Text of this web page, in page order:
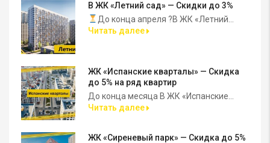
В ЖК «Летний сад» — Скидки до 3%
До конца апреля ?В ЖК «Летний...
Читать далее
ЖК «Испанские кварталы» — Скидка
до 5% на ряд квартир
До конца месяца В ЖК «Испанские...
Читать далее
ЖК «Сиреневый парк» — Скидка до 5%